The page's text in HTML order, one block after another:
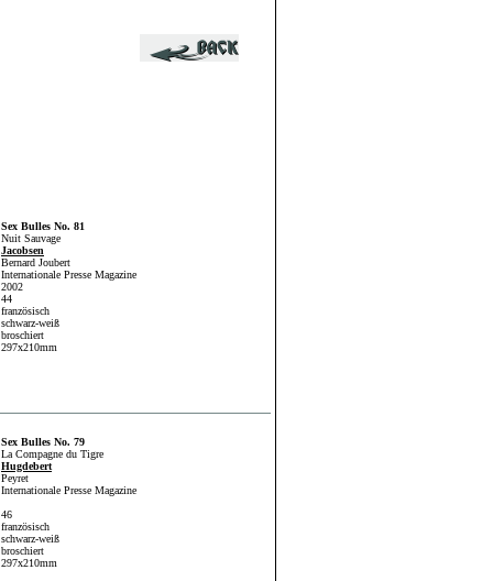
Sex Bulles No. 81
Nuit Sauvage
Jacobsen
Bernard Joubert
Internationale Presse Magazine
2002
44
französisch
schwarz-weiß
broschiert
297x210mm
Sex Bulles No. 79
La Compagne du Tigre
Hugdebert
Peyret
Internationale Presse Magazine
46
französisch
schwarz-weiß
broschiert
297x210mm